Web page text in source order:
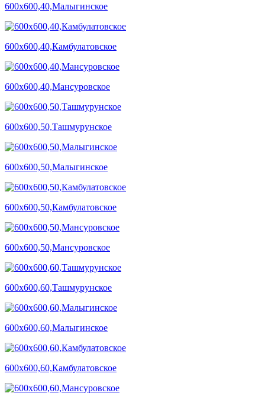
600х600,40,Малыгинское
600х600,40,Камбулатовское
600х600,40,Мансуровское
600х600,50,Ташмурунское
600х600,50,Малыгинское
600х600,50,Камбулатовское
600х600,50,Мансуровское
600х600,60,Ташмурунское
600х600,60,Малыгинское
600х600,60,Камбулатовское